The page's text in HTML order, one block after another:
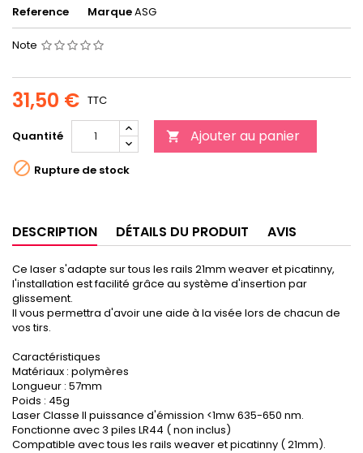
Reference MarqueASG
Note
31,50 € TTC
Quantité  Ajouter au panier
 Rupture de stock
DESCRIPTION DÉTAILS DU PRODUIT AVIS
Ce laser s'adapte sur tous les rails 21mm weaver et picatinny,
l'installation est facilité grâce au système d'insertion par
glissement.
Il vous permettra d'avoir une aide à la visée lors de chacun de
vos tirs.
Caractéristiques
Matériaux : polymères
Longueur : 57mm
Poids : 45g
Laser Classe II puissance d'émission <1mw 635-650 nm.
Fonctionne avec 3 piles LR44 ( non inclus)
Compatible avec tous les rails weaver et picatinny ( 21mm).